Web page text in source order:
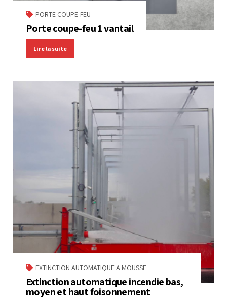
PORTE COUPE-FEU
Porte coupe-feu 1 vantail
Lire la suite
EXTINCTION AUTOMATIQUE A MOUSSE
Extinction automatique incendie bas,
moyen et haut foisonnement